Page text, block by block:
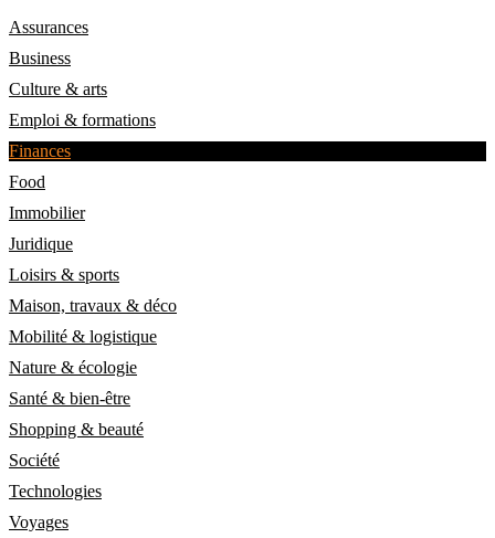
Assurances
Business
Culture & arts
Emploi & formations
Finances
Food
Immobilier
Juridique
Loisirs & sports
Maison, travaux & déco
Mobilité & logistique
Nature & écologie
Santé & bien-être
Shopping & beauté
Société
Technologies
Voyages